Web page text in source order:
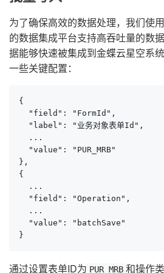
为了确保高效的数据处理，我们使
的数据集成平台支持高吞吐量的数
据能够快速被集成到金蝶云星空系
一些关键配置：
{
  "field": "FormId",
  "label": "业务对象表单Id",
  ...
  "value": "PUR_MRB"
},
{
  ...
  "field": "Operation",
  ...
  "value": "batchSave"
}
通过设置表单ID为 PUR_MRB 和操作